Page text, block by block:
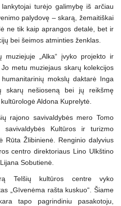
turėjo galimybę iš arčiau
palydovę – skarą, žemaitiškai
ne tik kaip aprangos detalė, bet ir
bei šeimos atminties ženklas.
muziejuje „Alka“ įvyko projekto ir
metu muziejaus skarų kolekcijos
mokslų daktarė Inga
skarų nešioseną bei jų reikšmę
Aldona Kuprelytė.
rajono savivaldybės mero Tomo
Kultūros ir turizmo
Rūta Žlibinienė. Renginio dalyvius
centro direktoriaus Lino Ulkštino
Sobutienė.
Telšių kultūros centre vyko
„Gīvenėma rašta kuskuo“. Šiame
tapo pagrindiniu pasakotoju,